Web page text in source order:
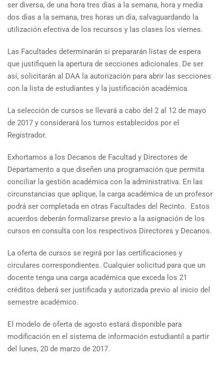
ser diversa, de una hora tres días a la semana, hora y media
dos días a la semana, tres horas un día, salvaguardando la
utilización efectiva de los recursos y las clases los viernes.
Las Facultades determinarán si prepararán listas de espera
que justifiquen la apertura de secciones adicionales. De ser
así, solicitarán al DAA la autorización para abrir las secciones
con la lista de estudiantes y la justificación académica.
La selección de cursos se llevará a cabo del 2 al 12 de mayo
de 2017 y considerará los turnos establecidos por el
Registrador.
Exhortamos a los Decanos de Facultad y Directores de
Departamento a que diseñen una programación que permita
conciliar la gestión académica con la administrativa. En las
circunstancias que aplique, la carga académica de un profesor
podrá ser completada en otras Facultades del Recinto. Estos
acuerdos deberán formalizarse previo a la asignación de los
cursos en consulta con los respectivos Directores y Decanos.
La oferta de cursos se regirá por las certificaciones y
circulares correspondientes. Cualquier solicitud para que un
docente tenga una carga académica que exceda los 21
créditos deberá ser justificada y autorizada previo al inicio del
semestre académico.
El modelo de oferta de agosto estará disponible para
modificación en el sistema de información estudiantil a partir
del lunes, 20 de marzo de 2017.